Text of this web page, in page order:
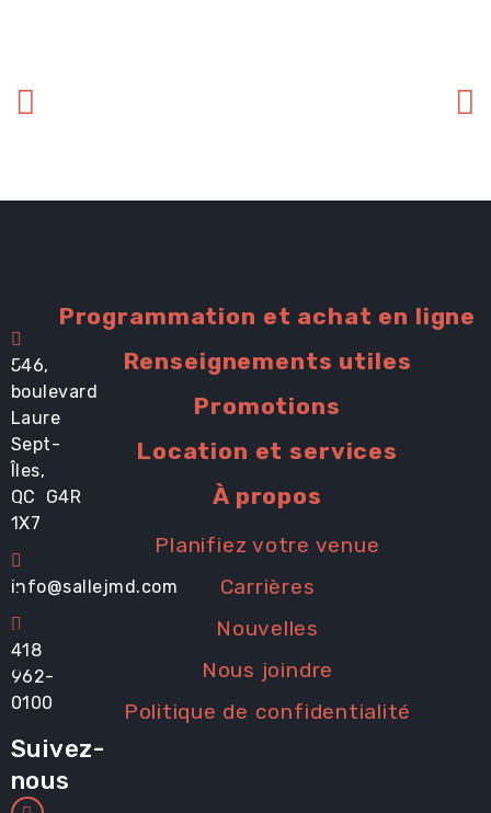
546,
boulevard
Laure
Sept-
Îles,
QC G4R
1X7
info@sallejmd.com
418
962-
0100
Suivez-
nous
Programmation et achat en ligne
Renseignements utiles
Promotions
Location et services
À propos
Planifiez votre venue
Carrières
Nouvelles
Nous joindre
Politique de confidentialité